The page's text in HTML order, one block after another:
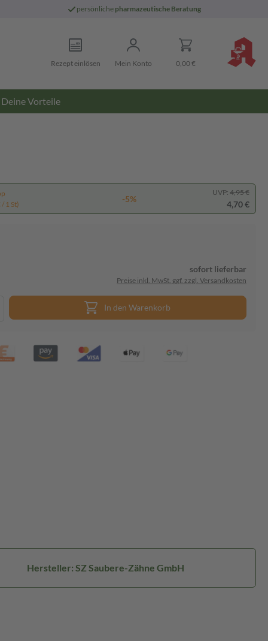
persönliche pharmazeutische Beratung
Rezept einlösen Mein Konto 0,00 €
Deine Vorteile
1 St)
-5%
UVP: 4,95 €
4,70 €
sofort lieferbar
Preise inkl. MwSt. ggf. zzgl. Versandkosten
In den Warenkorb
Hersteller: SZ Saubere-Zähne GmbH